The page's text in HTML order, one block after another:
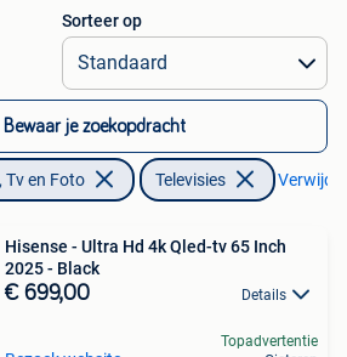
Alle afstanden…
Sorteer op
Bewaar je zoekopdracht
Tv en Foto Televisies
Hisense - Ultra Hd 4k Qled-tv 65 Inch
2025 - Black
€ 699,00 Details
Topadvertentie